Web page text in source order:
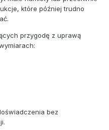
które później trudno
przygodę z uprawą
bez